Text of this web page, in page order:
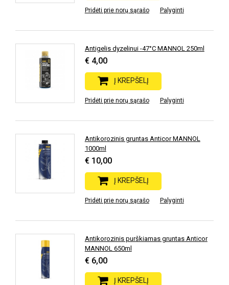
Pridėti prie norų sąrašo Palyginti
Antigelis dyzelinui -47°C MANNOL 250ml
€ 4,00
Į KREPŠELĮ
Pridėti prie norų sąrašo Palyginti
Antikorozinis gruntas Anticor MANNOL
1000ml
€ 10,00
Į KREPŠELĮ
Pridėti prie norų sąrašo Palyginti
Antikorozinis purškiamas gruntas Anticor
MANNOL 650ml
€ 6,00
Į KREPŠELĮ